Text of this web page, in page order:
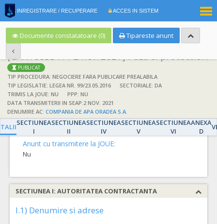
INREGISTRARE / RECUPERARE ACCES IN SISTEM
Documente constatatoare (0) Tipareste anunt
[CAN1065541 / 2 nov. 2021]Paza si protectie in obiectiv
PUBLICAT
TIP PROCEDURA: NEGOCIERE FARA PUBLICARE PREALABILA
TIP LEGISLATIE: LEGEA NR. 99/23.05.2016
SECTORIALE: DA
TRIMIS LA JOUE: NU
PPP: NU
DATA TRANSMITERII IN SEAP:2 NOV. 2021
DENUMIRE AC: COMPANIA DE APA ORADEA S.A.
SECTIUNEA
I
SECTIUNEA
II
SECTIUNEA
IV
SECTIUNEA
V
SECTIUNEA
VI
ANEXA
D
DETALII
Detalii
Anunt cu transmitere la JOUE:
Nu
SECTIUNEA I: AUTORITATEA CONTRACTANTA
I.1) Denumire si adrese